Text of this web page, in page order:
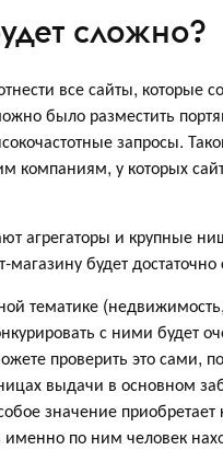
сложно?
все сайты, которые
было разместить
запросы.
компаниям, у которых
агрегаторы и крупные
будет достаточно
тематике
с ними будет
проверить это сами,
выдачи в основном
значение
именно по ним человек